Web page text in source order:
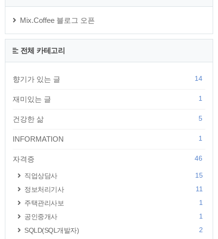
Mix.Coffee 블로그 오픈
전체 카테고리
향기가 있는 글 14
재미있는 글 1
건강한 삶 5
INFORMATION 1
자격증 46
직업상담사
15
정보처리기사
11
주택관리사보
1
공인중개사
1
SQLD(SQL개발자)
2